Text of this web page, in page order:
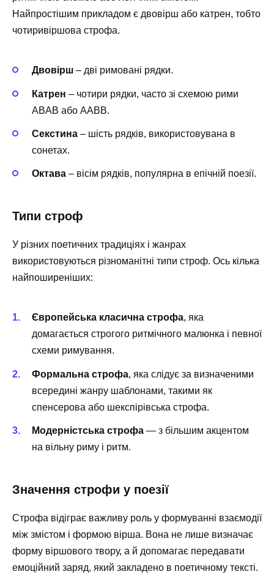
Найпростішим прикладом є двовірш або катрен, тобто
чотиривіршова строфа.
Двовірш – дві римовані рядки.
Катрен – чотири рядки, часто зі схемою рими
ABAB або AABB.
Секстина – шість рядків, використовувана в
сонетах.
Октава – вісім рядків, популярна в епічній поезії.
Типи строф
У різних поетичних традиціях і жанрах
використовуються різноманітні типи строф. Ось кілька
найпоширеніших:
Європейська класична строфа, яка
домагається строгого ритмічного малюнка і певної
схеми римування.
Формальна строфа, яка слідує за визначеними
всередині жанру шаблонами, такими як
спенсерова або шекспірівська строфа.
Модерністська строфа — з більшим акцентом
на вільну риму і ритм.
Значення строфи у поезії
Строфа відіграє важливу роль у формуванні взаємодії
між змістом і формою вірша. Вона не лише визначає
форму віршового твору, а й допомагає передавати
емоційний заряд, який закладено в поетичному тексті.